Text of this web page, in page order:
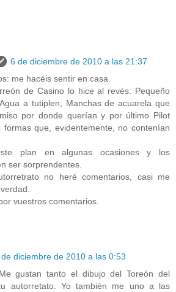
6 de diciembre de 2010 a las 21:37
me hacéis sentir en casa.
de Casino lo hice al revés: Pequeño
a tutiplen, Manchas de acuarela que
por donde querían y por último Pilot
formas que, evidentemente, no contenían
plan en algunas ocasiones y los
ser sorprendentes.
no heré comentarios, casi me
vuestros comentarios.
diciembre de 2010 a las 0:53
gustan tanto el dibujo del Toreón del
autorretato. Yo también me uno a las